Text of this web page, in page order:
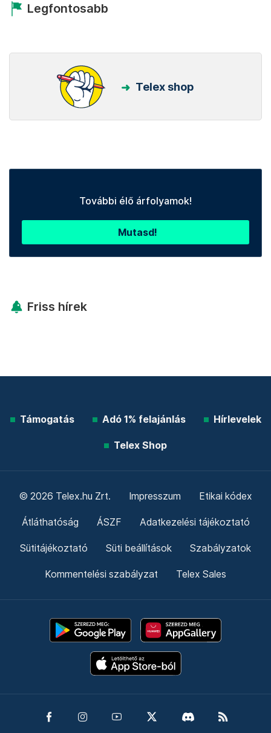
Legfontosabb
Telex shop
További élő árfolyamok!
Mutasd!
Friss hírek
Támogatás Adó 1% felajánlás Hírlevelek
Telex Shop
© 2026 Telex.hu Zrt. Impresszum Etikai kódex
Átláthatóság ÁSZF Adatkezelési tájékoztató
Sütitájékoztató Süti beállítások Szabályzatok
Kommentelési szabályzat Telex Sales